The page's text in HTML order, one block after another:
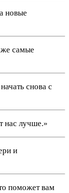
новые
самые
снова с
нас лучше.»
и
поможет вам